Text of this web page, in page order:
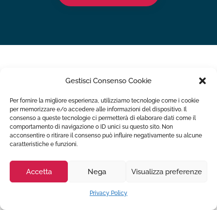
Gestisci Consenso Cookie
Per fornire la migliore esperienza, utilizziamo tecnologie come i cookie
per memorizzare e/o accedere alle informazioni del dispositivo. Il
consenso a queste tecnologie ci permetterà di elaborare dati come il
comportamento di navigazione o ID unici su questo sito. Non
acconsentire o ritirare il consenso può influire negativamente su alcune
caratteristiche e funzioni.
Accetta Nega Visualizza preferenze
Privacy Policy
Trasporto ambulanza privata offre servizi di trasporto per
invalidi ed infermi h24, in Italia e all'estero. Puoi
richiedere uno dei nostri mezzi di assistenza
pazienti disabili o persone dimesse dalle strutture
ospedaliere.